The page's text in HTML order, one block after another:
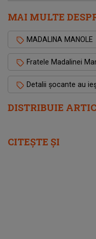
DISTRIBUIE
MAI MULTE
MADALINA MANOLE
Fratele Madalinei
Detalii șocante au
CITEȘTE ȘI